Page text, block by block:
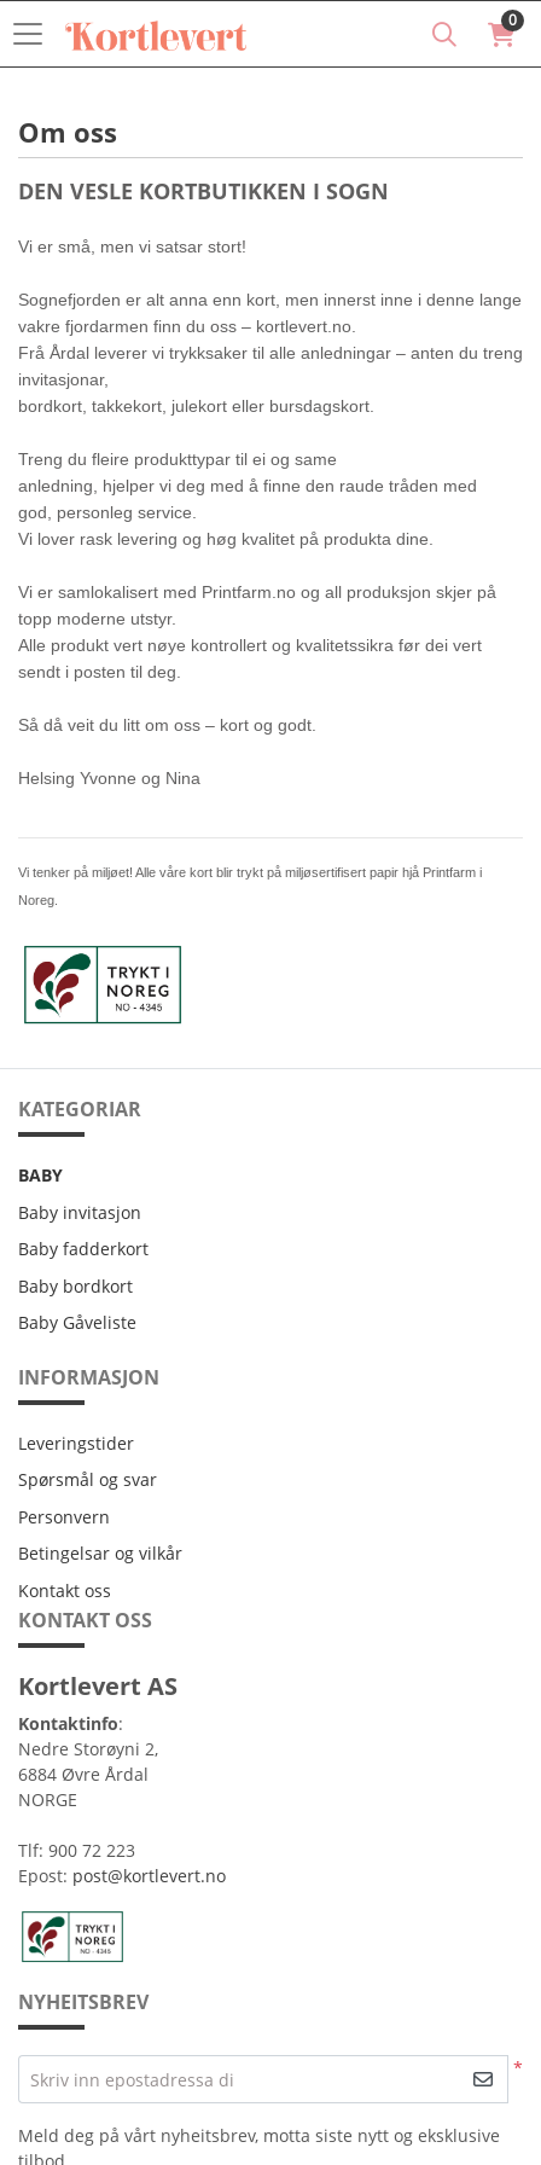
0
Om oss
DEN VESLE KORTBUTIKKEN I SOGN
Vi er små, men vi satsar stort!
Sognefjorden er alt anna enn kort, men innerst inne i denne lange
vakre fjordarmen finn du oss – kortlevert.no.
Frå Årdal leverer vi trykksaker til alle anledningar – anten du treng
invitasjonar,
bordkort, takkekort, julekort eller bursdagskort.
Treng du fleire produkttypar til ei og same
anledning, hjelper vi deg med å finne den raude tråden med
god, personleg service.
Vi lover rask levering og høg kvalitet på produkta dine.
Vi er samlokalisert med Printfarm.no og all produksjon skjer på
topp moderne utstyr.
Alle produkt vert nøye kontrollert og kvalitetssikra før dei vert
sendt i posten til deg.
Så då veit du litt om oss – kort og godt.
Helsing Yvonne og Nina
Vi tenker på miljøet! Alle våre kort blir trykt på miljøsertifisert papir hjå Printfarm i
Noreg.
KATEGORIAR
BABY
Baby invitasjon
Baby fadderkort
Baby bordkort
Baby Gåveliste
INFORMASJON
Leveringstider
Leveringstider
Spørsmål og svar
Personvern
Personvern
Betingelsar og vilkår
Betingelsar og vilkår
Kontakt oss
Kontakt oss
KONTAKT OSS
Kortlevert AS
Kontaktinfo:
Nedre Storøyni 2,
6884 Øvre Årdal
NORGE
Tlf: 900 72 223
Epost: post@kortlevert.no
NYHEITSBREV
*
Skriv inn epostadressa di
Meld deg på vårt nyheitsbrev, motta siste nytt og eksklusive